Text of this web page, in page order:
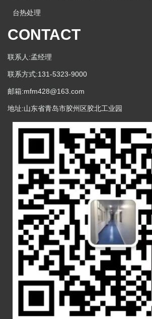
台热处理
CONTACT
联系人:孟经理
联系方式:131-5323-9000
邮箱:mfm428@163.com
地址:山东省青岛市胶州区胶北工业园